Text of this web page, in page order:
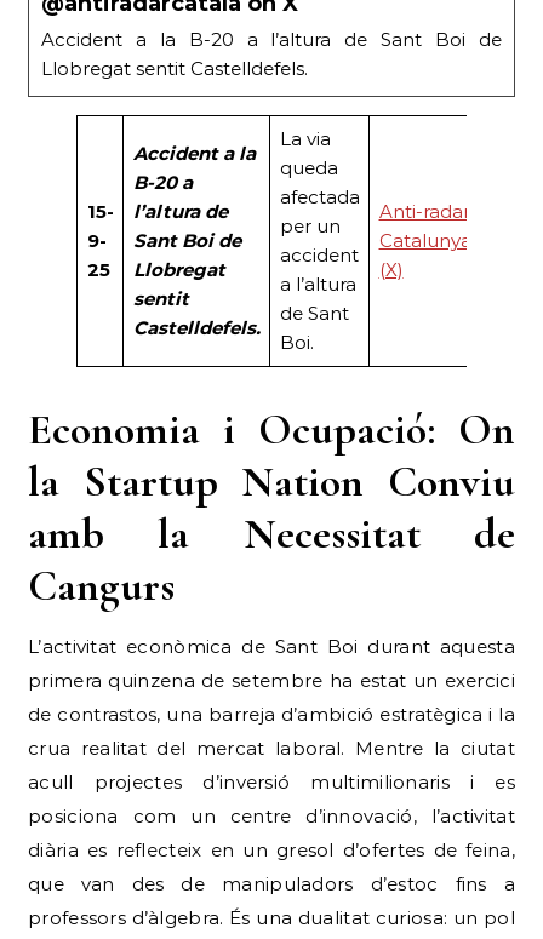
Accident a la B-20 a l’altura de Sant Boi de
Llobregat sentit Castelldefels.
15-
9-
25
Accident a la
B-20 a
l’altura de
Sant Boi de
Llobregat
sentit
Castelldefels.
La via
queda
afectada
per un
accident
a l’altura
de Sant
Boi.
Anti-radar
Catalunya
(X)
Economia i Ocupació: On
la Startup Nation Conviu
amb la Necessitat de
Cangurs
L’activitat econòmica de Sant Boi durant aquesta
primera quinzena de setembre ha estat un exercici
de contrastos, una barreja d’ambició estratègica i la
crua realitat del mercat laboral. Mentre la ciutat
acull projectes d’inversió multimilionaris i es
posiciona com un centre d’innovació, l’activitat
diària es reflecteix en un gresol d’ofertes de feina,
que van des de manipuladors d’estoc fins a
professors d’àlgebra. És una dualitat curiosa: un pol